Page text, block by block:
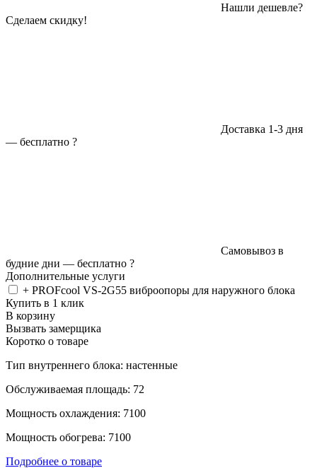
Нашли дешевле?
Сделаем скидку!
Доставка 1-3 дня
— бесплатно ?
Самовывоз в
будние дни — бесплатно ?
Дополнительные услуги
+ PROFcool VS-2G55 виброопоры для наружного блока
Купить в 1 клик
В корзину
Вызвать замерщика
Коротко о товаре
Тип внутреннего блока: настенные
Обслуживаемая площадь: 72
Мощность охлаждения: 7100
Мощность обогрева: 7100
Подробнее о товаре